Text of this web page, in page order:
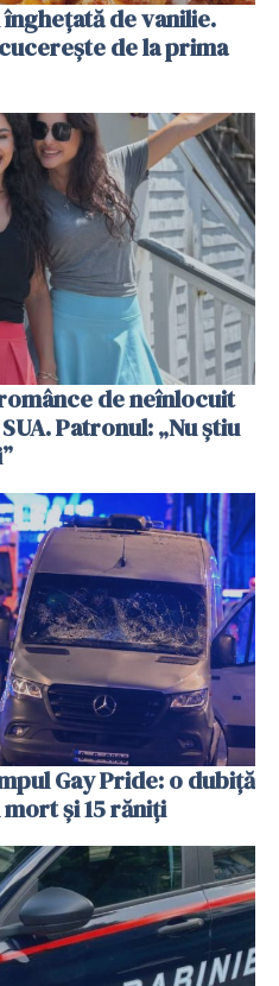
de vanilie.
de la prima
de neînlocuit
Patronul: „Nu știu
Gay Pride: o dubiță
și 15 răniți